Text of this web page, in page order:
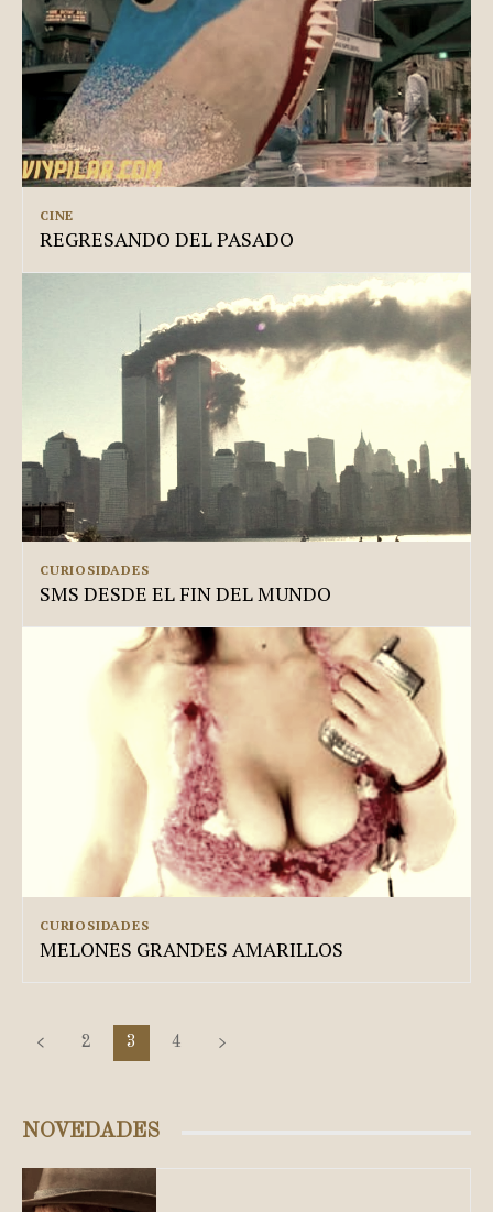
CINE
REGRESANDO DEL PASADO
CURIOSIDADES
SMS DESDE EL FIN DEL MUNDO
CURIOSIDADES
MELONES GRANDES AMARILLOS
2 3 4
NOVEDADES